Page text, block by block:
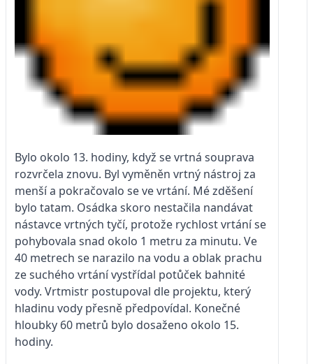
Bylo okolo 13. hodiny, když se vrtná souprava
rozvrčela znovu. Byl vyměněn vrtný nástroj za
menší a pokračovalo se ve vrtání. Mé zděšení
bylo tatam. Osádka skoro nestačila nandávat
nástavce vrtných tyčí, protože rychlost vrtání se
pohybovala snad okolo 1 metru za minutu. Ve
40 metrech se narazilo na vodu a oblak prachu
ze suchého vrtání vystřídal potůček bahnité
vody. Vrtmistr postupoval dle projektu, který
hladinu vody přesně předpovídal. Konečné
hloubky 60 metrů bylo dosaženo okolo 15.
hodiny.